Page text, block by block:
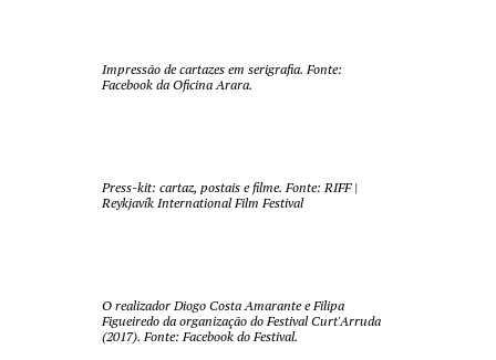
Impressão de cartazes em serigrafia. Fonte:
Facebook da Oficina Arara.
Press-kit: cartaz, postais e filme. Fonte: RIFF |
Reykjavík International Film Festival
O realizador Diogo Costa Amarante e Filipa
Figueiredo da organização do Festival Curt'Arruda
(2017). Fonte: Facebook do Festival.